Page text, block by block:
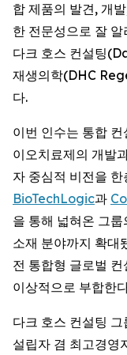
합 제품의 발견, 개
한 전문성으로 잘
다크 호스 컨설팅
재생의학(DHC
다.
이번 인수는 통합
이오치료제의 개발
자 중심적 비전을
BioTechLogic과
을 통해 넓혀온 그
소재 분야까지 확대
전 통합형 글로벌
이상적으로 부합한
다크 호스 컨설팅
설립자 겸 최고경